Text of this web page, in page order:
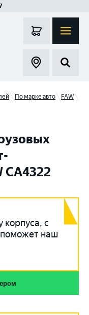
По марке авто
FAW
CA4322
с
наш